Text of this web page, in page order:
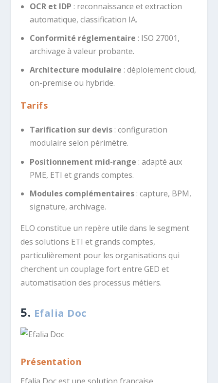
OCR et IDP : reconnaissance et extraction
automatique, classification IA.
Conformité réglementaire : ISO 27001,
archivage à valeur probante.
Architecture modulaire : déploiement cloud,
on-premise ou hybride.
Tarifs
Tarification sur devis: configuration
modulaire selon périmètre.
Positionnement mid-range : adapté aux
PME, ETI et grands comptes.
Modules complémentaires: capture, BPM,
signature, archivage.
ELO constitue un repère utile dans le segment
des solutions ETI et grands comptes,
particulièrement pour les organisations qui
cherchent un couplage fort entre GED et
automatisation des processus métiers.
5. Efalia Doc
Présentation